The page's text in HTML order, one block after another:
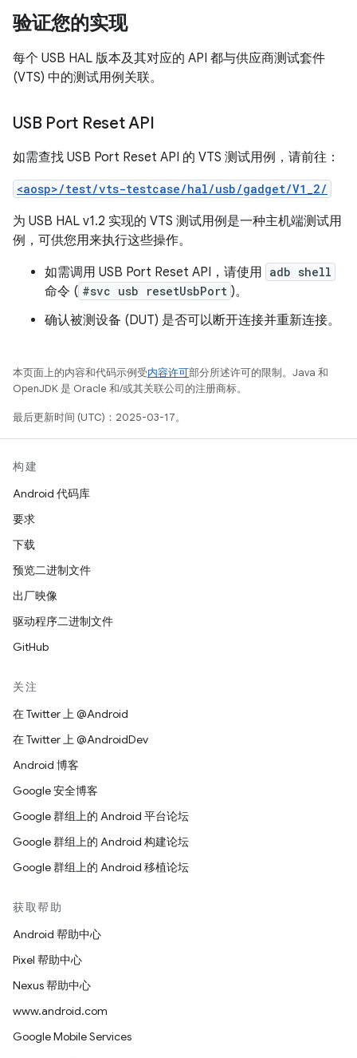
验证您的实现
每个 USB HAL 版本及其对应的 API 都与供应商测试套件
(VTS) 中的测试用例关联。
USB Port Reset API
如需查找 USB Port Reset API 的 VTS 测试用例，请前往：
<aosp>/test/vts-testcase/hal/usb/gadget/V1_2/
为 USB HAL v1.2 实现的 VTS 测试用例是一种主机端测试用
例，可供您用来执行这些操作。
如需调用 USB Port Reset API，请使用 adb shell
命令 ( #svc usb resetUsbPort )。
确认被测设备 (DUT) 是否可以断开连接并重新连接。
本页面上的内容和代码示例受内容许可部分所述许可的限制。Java 和
OpenJDK 是 Oracle 和/或其关联公司的注册商标。
最后更新时间 (UTC)：2025-03-17。
构建
Android 代码库
要求
下载
预览二进制文件
出厂映像
驱动程序二进制文件
GitHub
关注
在 Twitter 上 @Android
在 Twitter 上 @AndroidDev
Android 博客
Google 安全博客
Google 群组上的 Android 平台论坛
Google 群组上的 Android 构建论坛
Google 群组上的 Android 移植论坛
获取帮助
Android 帮助中心
Pixel 帮助中心
Nexus 帮助中心
www.android.com
Google Mobile Services